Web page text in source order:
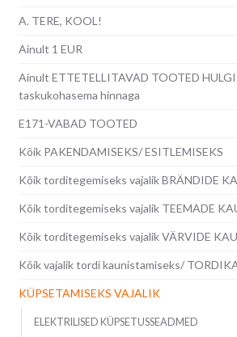
A. TERE, KOOL!
Ainult 1 EUR
Ainult ETTETELLITAVAD TOOTED
taskukohasema hinnaga
E171-VABAD TOOTED
Kõik PAKENDAMISEKS/ ESITLEMISEKS
Kõik torditegemiseks vajalik BRÄNDIDE
Kõik torditegemiseks vajalik TEEMADE
Kõik torditegemiseks vajalik VÄRVIDE
Kõik vajalik tordi kaunistamiseks/
KÜPSETAMISEKS VAJALIK
ELEKTRILISED KÜPSETUSSEADMED